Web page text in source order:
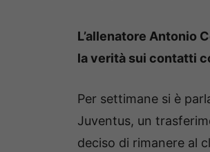
L’allenatore Antonio
la verità sui contatti
Per settimane si è
Juventus, un
deciso di rimanere al